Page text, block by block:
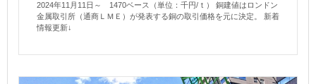
2024年11月11日～ 1470ベース（単位：千円/ｔ） 銅建値はロンドン
金属取引所（通商ＬＭＥ）が発表する銅の取引価格を元に決定。 新着
情報更新↓